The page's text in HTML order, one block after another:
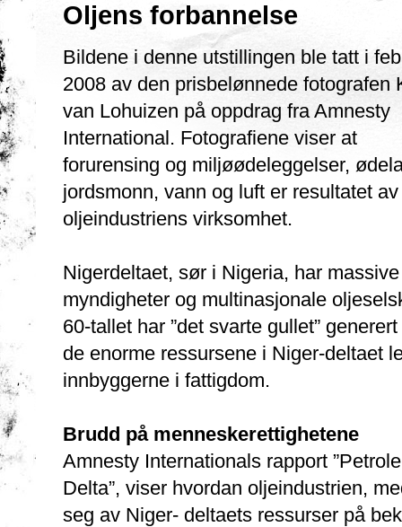
Oljens forbannelse
Bildene i denne utstillingen ble tatt i
2008 av den prisbelønnede fotografen
van Lohuizen på oppdrag fra Amnesty
International. Fotografiene viser at
forurensing og miljøødeleggelser,
jordsmonn, vann og luft er resultatet av
oljeindustriens virksomhet.
Nigerdeltaet, sør i Nigeria, har
myndigheter og multinasjonale
60-tallet har ”det svarte gullet”
de enorme ressursene i Niger-deltaet
innbyggerne i fattigdom.
Brudd på menneskerettighetene
Amnesty Internationals rapport
Delta”, viser hvordan oljeindustrien,
seg av Niger- deltaets ressurser på